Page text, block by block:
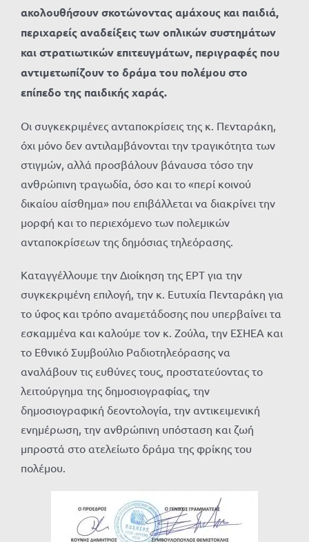
ακολουθήσουν σκοτώνοντας αμάχους και παιδιά,
περιχαρείς αναδείξεις των οπλικών συστημάτων
και στρατιωτικών επιτευγμάτων, περιγραφές που
αντιμετωπίζουν το δράμα του πολέμου στο
επίπεδο της παιδικής χαράς.
Οι συγκεκριμένες ανταποκρίσεις της κ. Πενταράκη,
όχι μόνο δεν αντιλαμβάνονται την τραγικότητα των
στιγμών, αλλά προσβάλουν βάναυσα τόσο την
ανθρώπινη τραγωδία, όσο και το «περί κοινού
δικαίου αίσθημα» που επιβάλλεται να διακρίνει την
μορφή και το περιεχόμενο των πολεμικών
ανταποκρίσεων της δημόσιας τηλεόρασης.
Καταγγέλλουμε την Διοίκηση της ΕΡΤ για την
συγκεκριμένη επιλογή, την κ. Ευτυχία Πενταράκη για
το ύφος και τρόπο αναμετάδοσης που υπερβαίνει τα
εσκαμμένα και καλούμε τον κ. Ζούλα, την ΕΣΗΕΑ και
το Εθνικό Συμβούλιο Ραδιοτηλεόρασης να
αναλάβουν τις ευθύνες τους, προστατεύοντας το
λειτούργημα της δημοσιογραφίας, την
δημοσιογραφική δεοντολογία, την αντικειμενική
ενημέρωση, την ανθρώπινη υπόσταση και ζωή
μπροστά στο ατελείωτο δράμα της φρίκης του
πολέμου.